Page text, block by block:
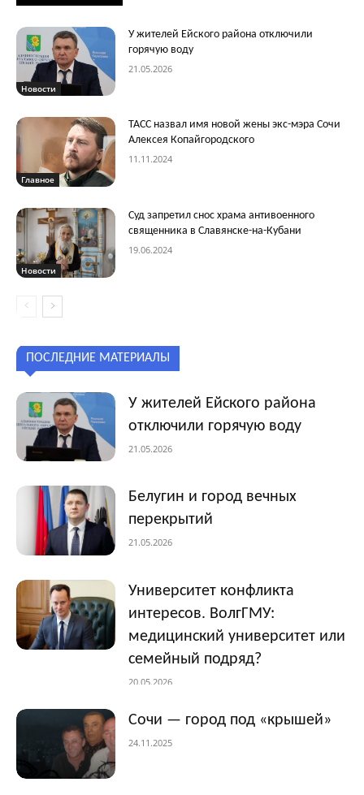
Новости
У жителей Ейского района отключили
горячую воду
21.05.2026
Главное
ТАСС назвал имя новой жены экс-мэра Сочи
Алексея Копайгородского
11.11.2024
Новости
Суд запретил снос храма антивоенного
священника в Славянске-на-Кубани
19.06.2024
ПОСЛЕДНИЕ МАТЕРИАЛЫ
У жителей Ейского района
отключили горячую воду
21.05.2026
Белугин и город вечных
перекрытий
21.05.2026
Университет конфликта
интересов. ВолгГМУ:
медицинский университет или
семейный подряд?
20.05.2026
Сочи — город под «крышей»
24.11.2025